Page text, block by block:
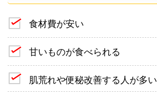
食材費が安い
甘いものが食べられる
肌荒れや便秘改善する人が多い